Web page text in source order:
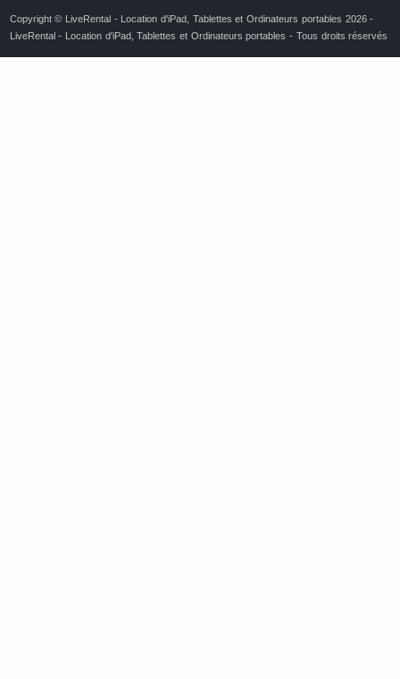
Copyright © LiveRental - Location d'iPad, Tablettes et Ordinateurs portables 2026 -
LiveRental - Location d'iPad, Tablettes et Ordinateurs portables - Tous droits réservés